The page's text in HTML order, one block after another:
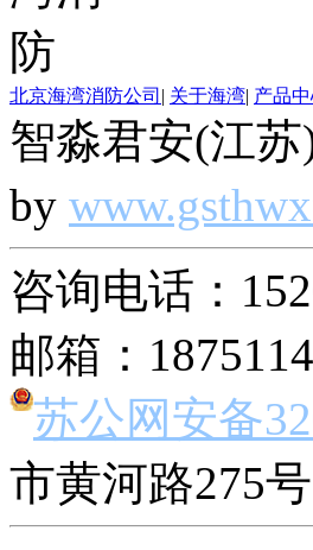
北京海湾消防公司 | 关于海湾| 产品
智淼君安(江
by
咨询电话：
邮箱：
苏公网安备
市黄河路275